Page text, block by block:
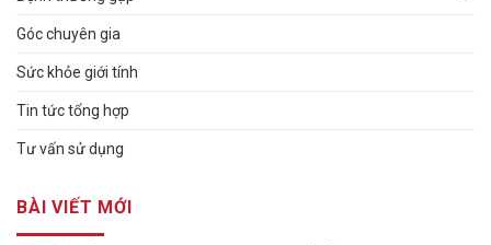
Góc chuyên gia
Sức khỏe giới tính
Tin tức tổng hợp
Tư vấn sử dụng
BÀI VIẾT MỚI